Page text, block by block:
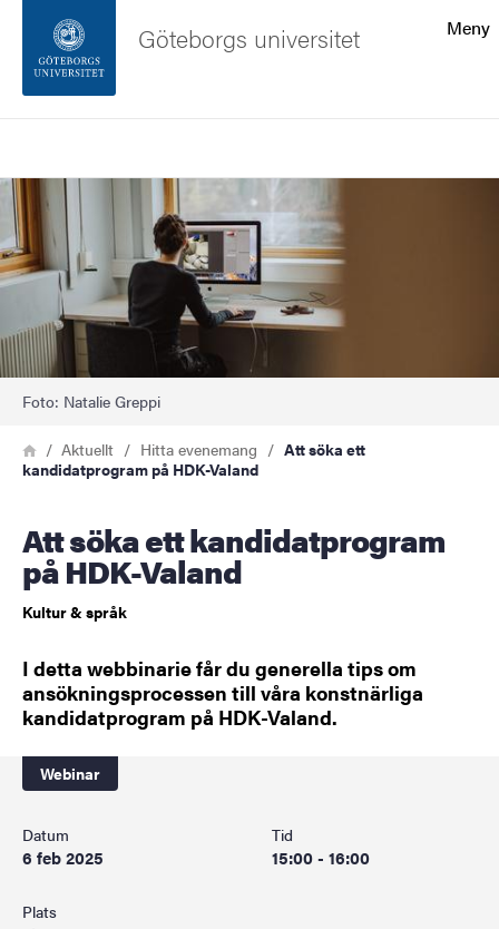
Sidfoten
Om webbplatsen
Meny
Göteborgs universitet
Bild
Foto: Natalie Greppi
Länkstig
HemAktuellt Hitta evenemang
Att söka ett
kandidatprogram på HDK-Valand
Att söka ett kandidatprogram
på HDK-Valand
Kultur & språk
I detta webbinarie får du generella tips om
ansökningsprocessen till våra konstnärliga
kandidatprogram på HDK-Valand.
Webinar
Datum
6 feb 2025
Tid
15:00 - 16:00
Plats